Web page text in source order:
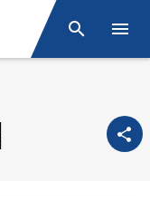
Otsing